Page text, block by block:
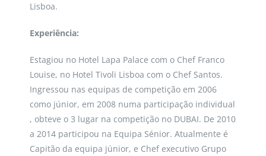
Lisboa.
Experiência:
Estagiou no Hotel Lapa Palace com o Chef Franco
Louise, no Hotel Tivoli Lisboa com o Chef Santos.
Ingressou nas equipas de competição em 2006
como júnior, em 2008 numa participação individual
, obteve o 3 lugar na competição no DUBAI. De 2010
a 2014 participou na Equipa Sénior. Atualmente é
Capitão da equipa júnior, e Chef executivo Grupo